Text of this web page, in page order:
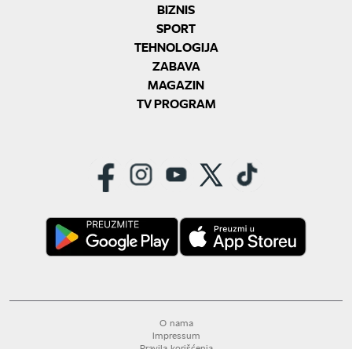
BIZNIS
SPORT
TEHNOLOGIJA
ZABAVA
MAGAZIN
TV PROGRAM
O nama
Impressum